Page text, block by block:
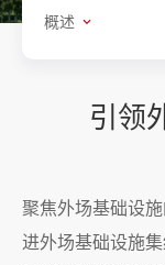
概述
引领
聚焦外场基础设
进外场基础设施